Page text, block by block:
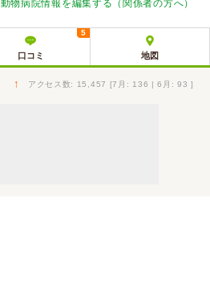
動物病院情報を編集する（関係者の方へ）
口コミ
5
地図
↑ アクセス数: 15,457 [7月: 136 | 6月: 93 ]